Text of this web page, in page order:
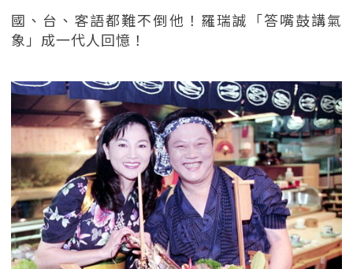
國、台、客語都難不倒他！羅瑞誠「答嘴鼓講氣
象」成一代人回憶！